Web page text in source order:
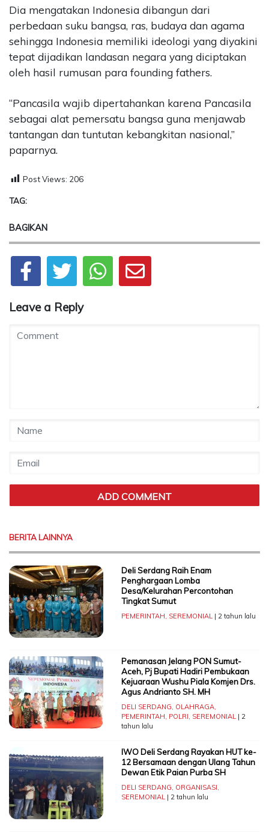
Dia mengatakan Indonesia dibangun dari
perbedaan suku bangsa, ras, budaya dan agama
sehingga Indonesia memiliki ideologi yang diyakini
tepat dijadikan landasan negara yang diciptakan
oleh hasil rumusan para founding fathers.
“Pancasila wajib dipertahankan karena Pancasila
sebagai alat pemersatu bangsa guna menjawab
tantangan dan tuntutan kebangkitan nasional,”
paparnya.
Post Views: 206
TAG:
BAGIKAN
Leave a Reply
BERITA LAINNYA
Deli Serdang Raih Enam
Penghargaan Lomba
Desa/Kelurahan Percontohan
Tingkat Sumut
PEMERINTAH, SEREMONIAL| 2 tahun lalu
Pemanasan Jelang PON Sumut-
Aceh, Pj Bupati Hadiri Pembukaan
Kejuaraan Wushu Piala Komjen Drs.
Agus Andrianto SH. MH
DELI SERDANG, OLAHRAGA,
PEMERINTAH, POLRI, SEREMONIAL| 2
tahun lalu
IWO Deli Serdang Rayakan HUT ke-
12 Bersamaan dengan Ulang Tahun
Dewan Etik Paian Purba SH
DELI SERDANG, ORGANISASI,
SEREMONIAL| 2 tahun lalu